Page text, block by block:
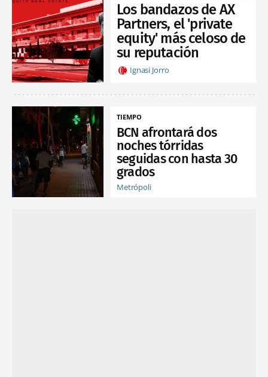
Los bandazos de AX
Partners, el 'private
equity' más celoso de
su reputación
Ignasi Jorro
TIEMPO
BCN afrontará dos
noches tórridas
seguidas con hasta 30
grados
Metrópoli